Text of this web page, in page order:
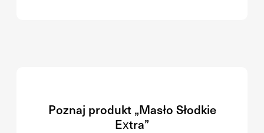
Poznaj produkt „Masło Słodkie
Extra”